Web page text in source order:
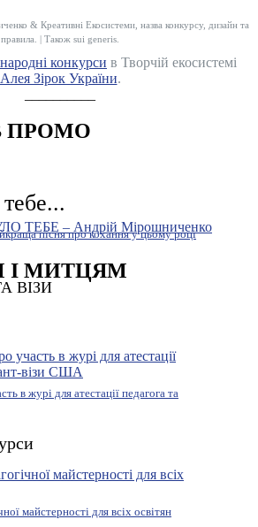
& Креативні Екосистеми, назва конкурсу, дизайн та
правила. | Також sui generis.
конкурси в Творчій екосистемі
Алея Зірок України.
ПРОМО
пісня про кохання у цьому році
І МИТЦЯМ
ВІЗИ
в журі для атестації педагога та
майстерності для всіх освітян